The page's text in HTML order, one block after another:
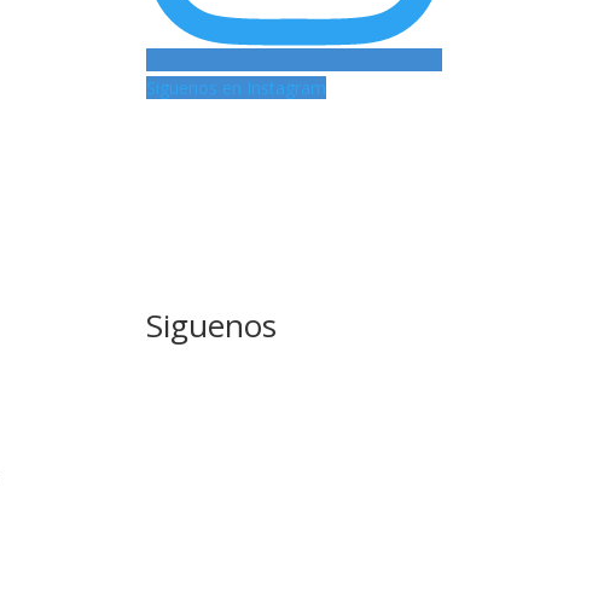
Siguenos en Instagram
Siguenos